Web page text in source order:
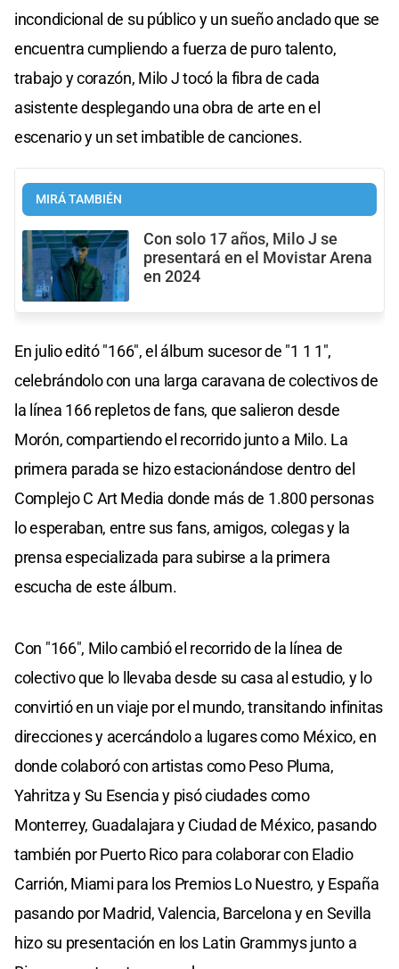
incondicional de su público y un sueño anclado que se
encuentra cumpliendo a fuerza de puro talento,
trabajo y corazón, Milo J tocó la fibra de cada
asistente desplegando una obra de arte en el
escenario y un set imbatible de canciones.
MIRÁ TAMBIÉN
Con solo 17 años, Milo J se
presentará en el Movistar Arena
en 2024
En julio editó "166", el álbum sucesor de "1 1 1",
celebrándolo con una larga caravana de colectivos de
la línea 166 repletos de fans, que salieron desde
Morón, compartiendo el recorrido junto a Milo. La
primera parada se hizo estacionándose dentro del
Complejo C Art Media donde más de 1.800 personas
lo esperaban, entre sus fans, amigos, colegas y la
prensa especializada para subirse a la primera
escucha de este álbum.
Con "166", Milo cambió el recorrido de la línea de
colectivo que lo llevaba desde su casa al estudio, y lo
convirtió en un viaje por el mundo, transitando infinitas
direcciones y acercándolo a lugares como México, en
donde colaboró con artistas como Peso Pluma,
Yahritza y Su Esencia y pisó ciudades como
Monterrey, Guadalajara y Ciudad de México, pasando
también por Puerto Rico para colaborar con Eladio
Carrión, Miami para los Premios Lo Nuestro, y España
pasando por Madrid, Valencia, Barcelona y en Sevilla
hizo su presentación en los Latin Grammys junto a